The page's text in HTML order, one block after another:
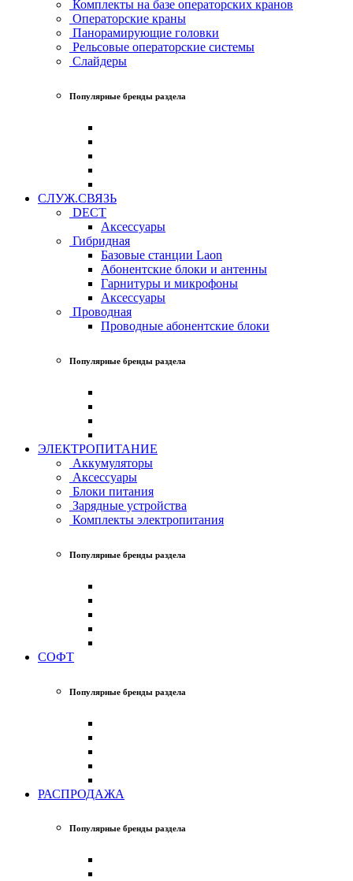
Комплекты на базе операторских кранов
Операторские краны
Панорамирующие головки
Рельсовые операторские системы
Слайдеры
Популярные бренды раздела
СЛУЖ.СВЯЗЬ
DECT
Аксессуары
Гибридная
Базовые станции Laon
Абонентские блоки и антенны
Гарнитуры и микрофоны
Аксессуары
Проводная
Проводные абонентские блоки
Популярные бренды раздела
ЭЛЕКТРОПИТАНИЕ
Аккумуляторы
Аксессуары
Блоки питания
Зарядные устройства
Комплекты электропитания
Популярные бренды раздела
СОФТ
Популярные бренды раздела
РАСПРОДАЖА
Популярные бренды раздела